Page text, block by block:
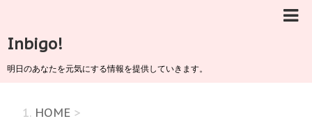
Inbigo!
明日のあなたを元気にする情報を提供していきます。
HOME >